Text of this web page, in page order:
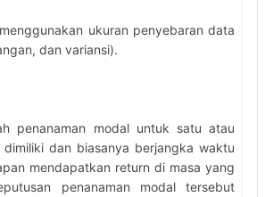
ukuran penyebaran data
dan variansi).
penanaman modal untuk satu atau
dan biasanya berjangka waktu
mendapatkan return di masa yang
penanaman modal tersebut